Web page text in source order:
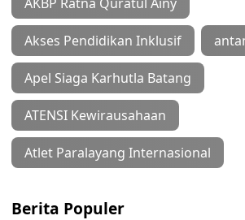
Akses Pendidikan Inklusif
Apel Siaga Karhutla Batang
ATENSI Kewirausahaan
Atlet Paralayang Internasional
Berita Populer